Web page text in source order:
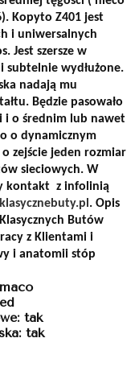
Kopyto Z401 jest
i uniwersalnych
Jest szersze w
wydłużone.
nadają mu
Będzie pasowało
i o średnim lub nawet
o dynamicznym
o zejście jeden rozmiar
sieciowych. W
kontakt z infolinią
. Opis
Butów
z Klientami i
i anatomii stóp
tak
tak